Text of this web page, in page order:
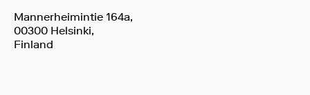
Mannerheimintie 164a,
00300 Helsinki,
Finland